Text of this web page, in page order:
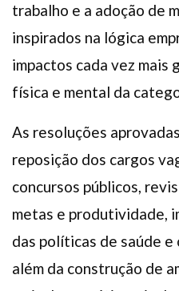
trabalho e a adoção de
inspirados na lógica
impactos cada vez mais
física e mental da
As resoluções
reposição dos cargos
concursos públicos,
metas e produtividade,
das políticas de saúde e
além da construção de